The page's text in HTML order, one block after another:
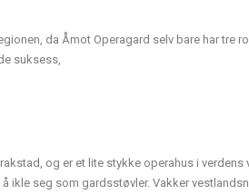
da Åmot Operagard selv bare har tre
suksess,
og er et lite stykke operahus i verdens
seg som gardsstøvler. Vakker